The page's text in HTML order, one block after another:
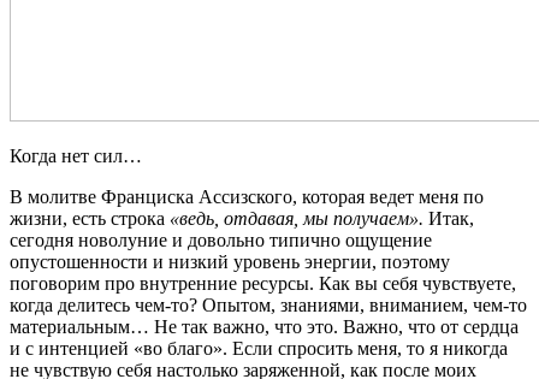
Когда нет сил…
В молитве Франциска Ассизского, которая ведет меня по
жизни, есть строка «ведь, отдавая, мы получаем». Итак,
сегодня новолуние и довольно типично ощущение
опустошенности и низкий уровень энергии, поэтому
поговорим про внутренние ресурсы. Как вы себя чувствуете,
когда делитесь чем-то? Опытом, знаниями, вниманием, чем-то
материальным… Не так важно, что это. Важно, что от сердца
и с интенцией «во благо». Если спросить меня, то я никогда
не чувствую себя настолько заряженной, как после моих